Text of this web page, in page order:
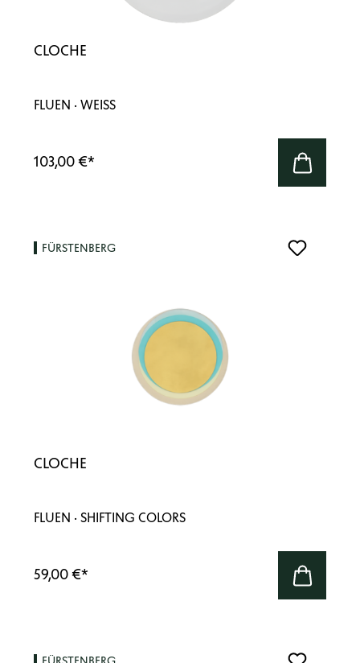
CLOCHE
FLUEN · WEISS
103,00 €*
FÜRSTENBERG
CLOCHE
FLUEN · SHIFTING COLORS
59,00 €*